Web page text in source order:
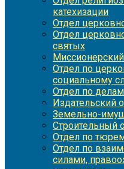
катехизации
Отдел
Отдел
святых
Отдел по
социальному
Отдел по
Издательский
Земельно-
Строительный
Отдел по
Отдел по
силами,